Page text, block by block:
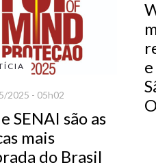
2025 - 05h02
SENAI são as
mais
do Brasil